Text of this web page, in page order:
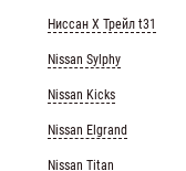
Ниссан Х Трейл t31
Nissan Sylphy
Nissan Kicks
Nissan Elgrand
Nissan Titan